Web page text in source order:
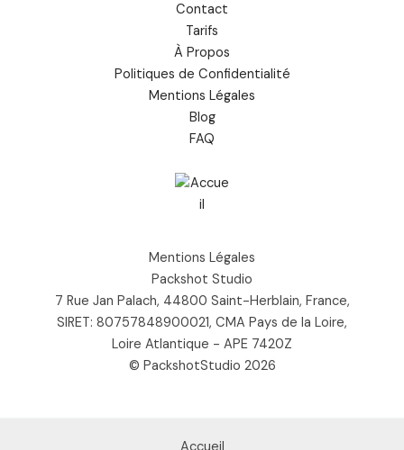
Contact
Tarifs
À Propos
Politiques de Confidentialité
Mentions Légales
Blog
FAQ
Mentions Légales
Packshot Studio
7 Rue Jan Palach, 44800 Saint-Herblain, France,
SIRET: 80757848900021, CMA Pays de la Loire,
Loire Atlantique - APE 7420Z
© PackshotStudio 2026